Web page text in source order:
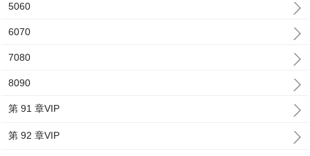
5060
6070
7080
8090
第 91 章VIP
第 92 章VIP